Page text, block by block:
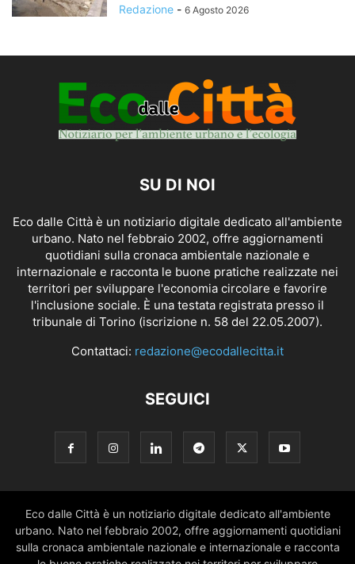
Redazione - 6 Agosto 2026
SU DI NOI
Eco dalle Città è un notiziario digitale dedicato all'ambiente
urbano. Nato nel febbraio 2002, offre aggiornamenti
quotidiani sulla cronaca ambientale nazionale e
internazionale e racconta le buone pratiche realizzate nei
territori per sviluppare l'economia circolare e favorire
l'inclusione sociale. È una testata registrata presso il
tribunale di Torino (iscrizione n. 58 del 22.05.2007).
Contattaci: redazione@ecodallecitta.it
SEGUICI
Eco dalle Città è un notiziario digitale dedicato all'ambiente
urbano. Nato nel febbraio 2002, offre aggiornamenti quotidiani
sulla cronaca ambientale nazionale e internazionale e racconta